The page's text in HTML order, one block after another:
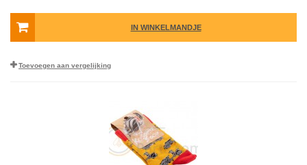
IN WINKELMANDJE
Toevoegen aan vergelijking